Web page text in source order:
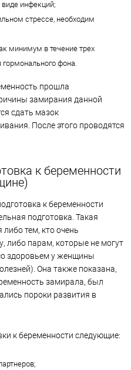
инфекций;
стрессе, необходим
минимум в течение трех
фона.
прошла
замирания данной
сдать мазок
После этого проводятся
к беременности
к беременности
подготовка. Такая
тем, кто очень
либо парам, которые не могут
здоровьем у женщины
Она также показана,
замирала, был
пороки развития в
к беременности следующие: